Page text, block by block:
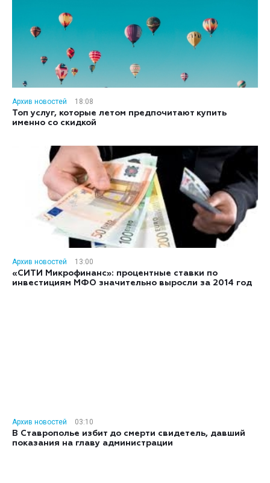
Архив новостей
18:08
Топ услуг, которые летом предпочитают купить
именно со скидкой
Архив новостей
13:00
«СИТИ Микрофинанс»: процентные ставки по
инвестициям МФО значительно выросли за 2014 год
Архив новостей
03:10
В Ставрополье избит до смерти свидетель, давший
показания на главу администрации